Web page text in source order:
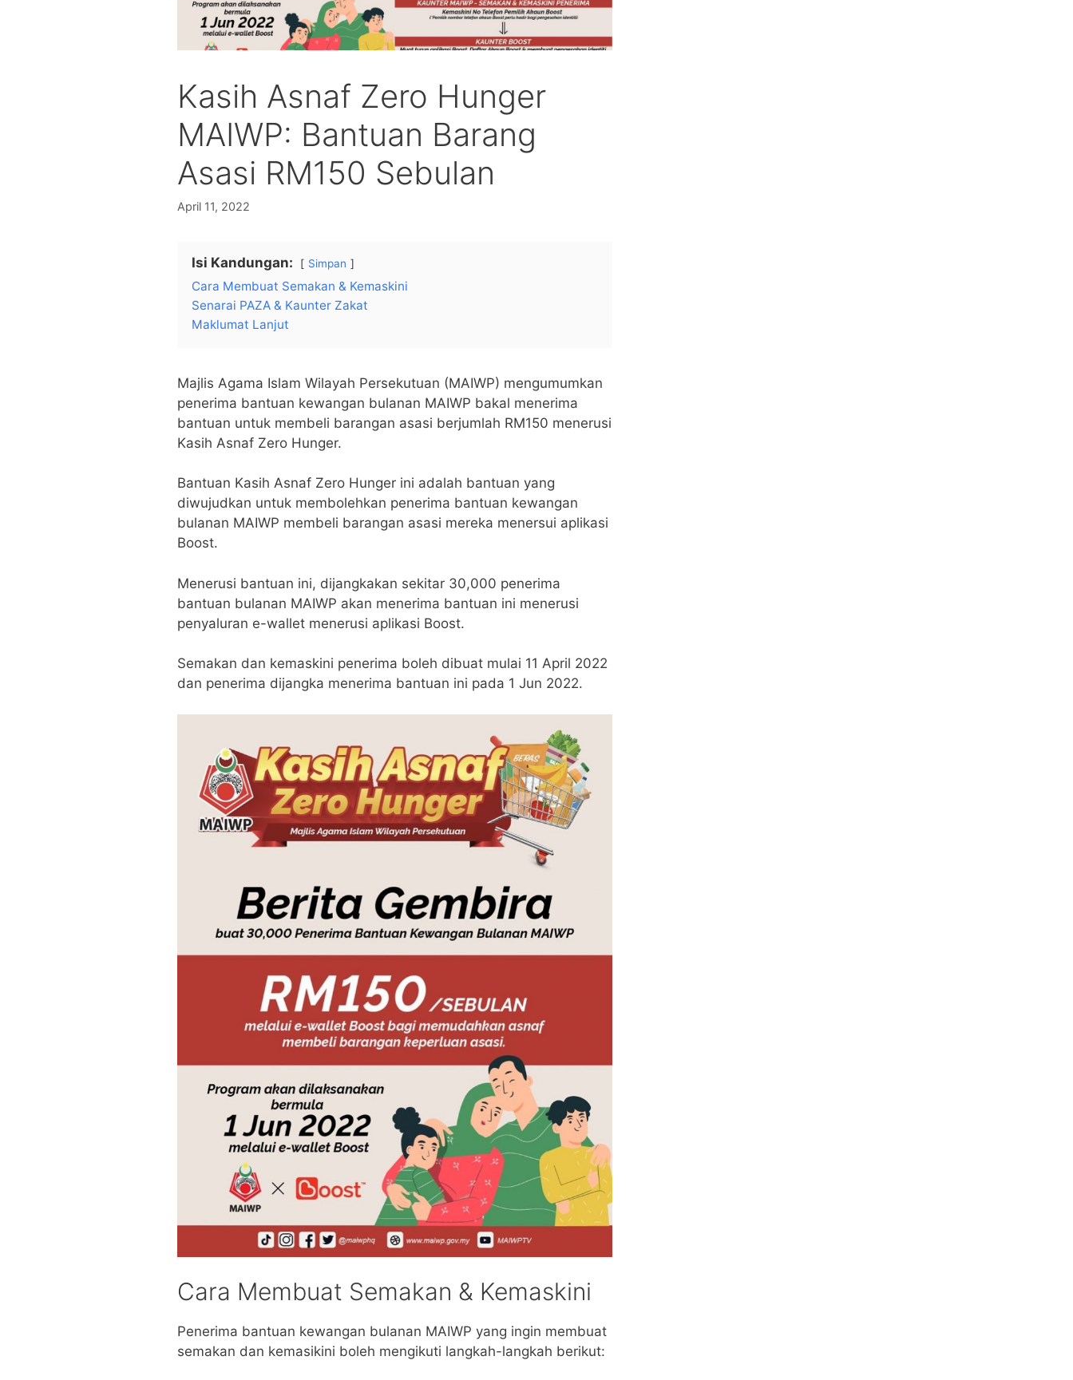
Kasih Asnaf Zero Hunger
MAIWP: Bantuan Barang
Asasi RM150 Sebulan
April 11, 2022
Isi Kandungan: Simpan
Cara Membuat Semakan & Kemaskini
Senarai PAZA & Kaunter Zakat
Maklumat Lanjut
Majlis Agama Islam Wilayah Persekutuan (MAIWP) mengumumkan
penerima bantuan kewangan bulanan MAIWP bakal menerima
bantuan untuk membeli barangan asasi berjumlah RM150 menerusi
Kasih Asnaf Zero Hunger.
Bantuan Kasih Asnaf Zero Hunger ini adalah bantuan yang
diwujudkan untuk membolehkan penerima bantuan kewangan
bulanan MAIWP membeli barangan asasi mereka menersui aplikasi
Boost.
Menerusi bantuan ini, dijangkakan sekitar 30,000 penerima
bantuan bulanan MAIWP akan menerima bantuan ini menerusi
penyaluran e-wallet menerusi aplikasi Boost.
Semakan dan kemaskini penerima boleh dibuat mulai 11 April 2022
dan penerima dijangka menerima bantuan ini pada 1 Jun 2022.
Cara Membuat Semakan & Kemaskini
Penerima bantuan kewangan bulanan MAIWP yang ingin membuat
semakan dan kemasikini boleh mengikuti langkah-langkah berikut: